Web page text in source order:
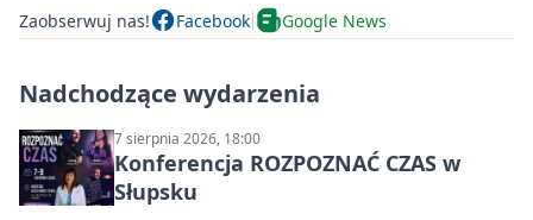
Zaobserwuj nas! Facebook Google News
Nadchodzące wydarzenia
7 sierpnia 2026, 18:00
Konferencja ROZPOZNAĆ CZAS w
Słupsku